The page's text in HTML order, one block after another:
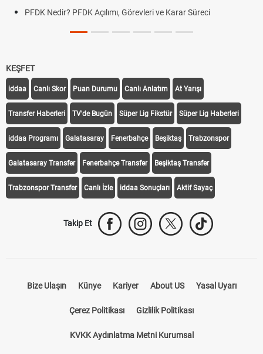
PFDK Nedir? PFDK Açılımı, Görevleri ve Karar Süreci
KEŞFET
iddaa Canlı Skor Puan Durumu Canlı Anlatım At Yarışı
Transfer Haberleri TV'de Bugün Süper Lig Fikstür Süper Lig Haberleri
iddaa Programı Galatasaray Fenerbahçe Beşiktaş Trabzonspor
Galatasaray Transfer Fenerbahçe Transfer Beşiktaş Transfer
Trabzonspor Transfer Canlı İzle iddaa Sonuçları Aktif Sayaç
Takip Et
Bize Ulaşın Künye Kariyer About US Yasal Uyarı
Çerez Politikası Gizlilik Politikası
KVKK Aydınlatma Metni Kurumsal